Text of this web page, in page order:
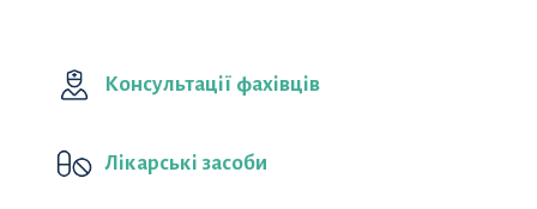
Консультації фахівців
Лікарські засоби